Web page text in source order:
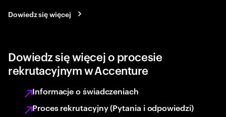
Dowiedz się więcej
Dowiedz się więcej o procesie
rekrutacyjnym w Accenture
Informacje o świadczeniach
Proces rekrutacyjny (Pytania i odpowiedzi)